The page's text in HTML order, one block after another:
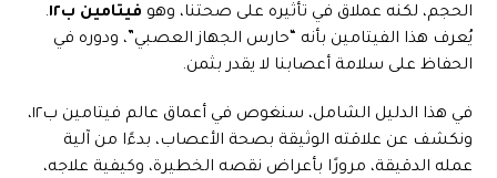
الحجم، لكنه عملاق في تأثيره على صحتنا، وهو فيتامين ب١٢
.
يُعرف هذا الفيتامين بأنه “حارس الجهاز العصبي”، ودوره في
الحفاظ على سلامة أعصابنا لا يقدر بثمن.
في هذا الدليل الشامل، سنغوص في أعماق عالم فيتامين ب١٢،
ونكشف عن علاقته الوثيقة بصحة الأعصاب، بدءًا من آلية
عمله الدقيقة، مرورًا بأعراض نقصه الخطيرة، وكيفية علاجه،